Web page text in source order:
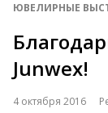
ЮВЕЛИРНЫЕ
Junwex!
4 октября 2016